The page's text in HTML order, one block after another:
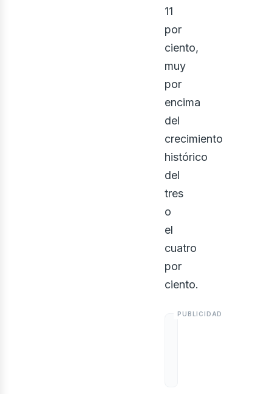
11
por
ciento,
muy
por
encima
del
crecimiento
histórico
del
tres
o
el
cuatro
por
ciento.